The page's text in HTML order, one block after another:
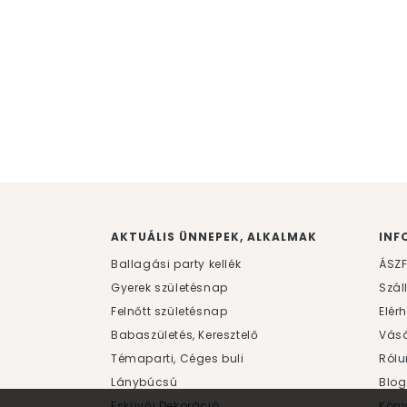
AKTUÁLIS ÜNNEPEK, ALKALMAK
Ballagási party kellék
Gyerek születésnap
Felnőtt születésnap
Babaszületés, Keresztelő
Témaparti, Céges buli
Lánybúcsú
ÁSZF
Blog